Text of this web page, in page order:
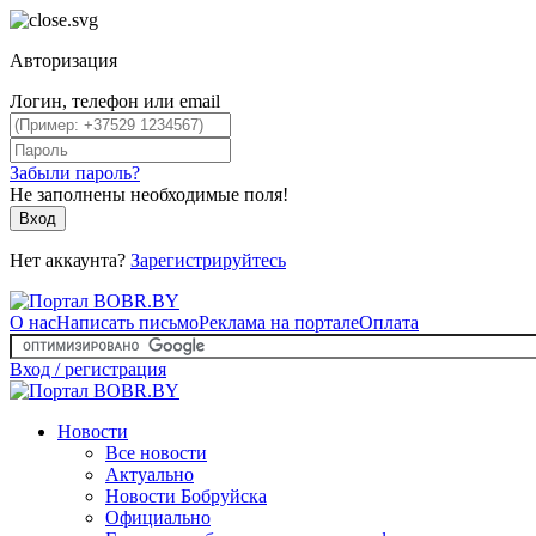
Авторизация
Логин, телефон или email
Забыли пароль?
Не заполнены необходимые поля!
Вход
Нет аккаунта? Зарегистрируйтесь
О насНаписать письмоРеклама на порталеОплата
Вход / регистрация
Новости
Все новости
Актуально
Новости Бобруйска
Официально